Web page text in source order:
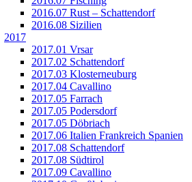
2016.07 Rust – Schattendorf
2016.08 Sizilien
2017
2017.01 Vrsar
2017.02 Schattendorf
2017.03 Klosterneuburg
2017.04 Cavallino
2017.05 Farrach
2017.05 Podersdorf
2017.05 Döbriach
2017.06 Italien Frankreich Spanien
2017.08 Schattendorf
2017.08 Südtirol
2017.09 Cavallino